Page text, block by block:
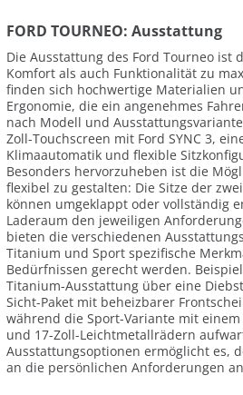
FORD TOURNEO: Ausstattung
Die Ausstattung des Ford Tourneo ist
Komfort als auch Funktionalität zu
finden sich hochwertige Materialien
Ergonomie, die ein angenehmes
nach Modell und
Zoll-Touchscreen mit Ford SYNC 3,
Klimaautomatik und flexible
Besonders hervorzuheben ist die
flexibel zu gestalten: Die Sitze der
können umgeklappt oder vollständig
Laderaum den jeweiligen
bieten die verschiedenen
Titanium und Sport spezifische
Bedürfnissen gerecht werden.
Titanium-Ausstattung über eine
Sicht-Paket mit beheizbarer
während die Sport-Variante mit
und 17-Zoll-Leichtmetallrädern
Ausstattungsoptionen ermöglicht es,
an die persönlichen Anforderungen